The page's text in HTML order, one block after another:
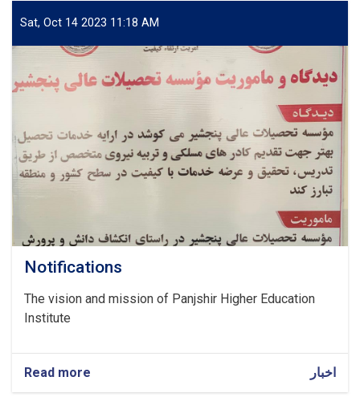
رهبری
مؤسسهٔ
عالی
پنجشیر
برگزار
Sat, Oct 14 2023 11:18 AM
Notifications
The vision and mission of Panjshir Higher Education
Institute
Read more
Notifications
اخبار